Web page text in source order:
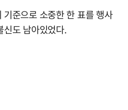
준으로 소중한 한 표를 행사
신도 남아있었다.